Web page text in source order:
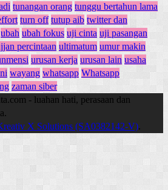
tunangan orang tunggu bertahun lama
turn off tutup aib twitter dan
ubah ubah fokus uji cinta uji pasangan
percintaan ultimatum umur makin
urusan kerja urusan lain usaha
wayang whatsapp Whatsapp
zaman siber
- luahan hati, perasaan dan
X Solutions (SA0382142-V).